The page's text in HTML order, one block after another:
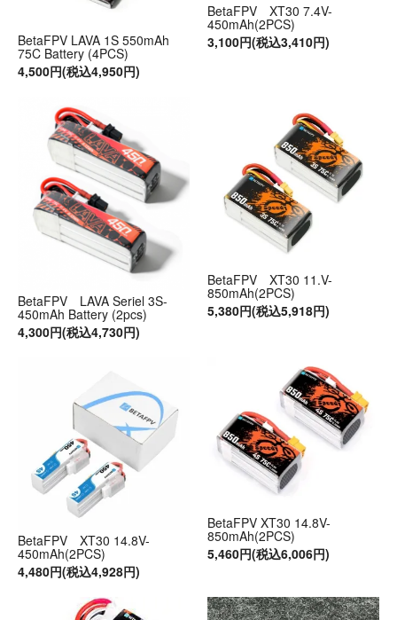
BetaFPV LAVA 1S 550mAh
75C Battery (4PCS)
4,500円(税込4,950円)
BetaFPV XT30 7.4V-
450mAh(2PCS)
3,100円(税込3,410円)
BetaFPV LAVA Seriel 3S-
450mAh Battery (2pcs)
4,300円(税込4,730円)
BetaFPV XT30 11.V-
850mAh(2PCS)
5,380円(税込5,918円)
BetaFPV XT30 14.8V-
450mAh(2PCS)
4,480円(税込4,928円)
BetaFPV XT30 14.8V-
850mAh(2PCS)
5,460円(税込6,006円)